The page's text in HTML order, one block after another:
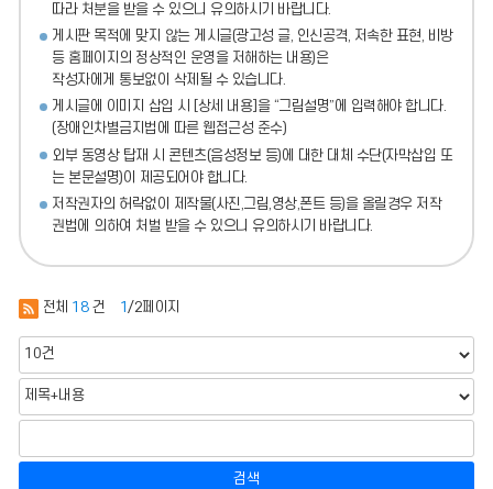
따라 처분을 받을 수 있으니 유의하시기 바랍니다.
게시판 목적에 맞지 않는 게시글(광고성 글, 인신공격, 저속한 표현, 비방
등 홈페이지의 정상적인 운영을 저해하는 내용)은
작성자에게 통보없이 삭제될 수 있습니다.
게시글에 이미지 삽입 시 [상세 내용]을 “그림설명”에 입력해야 합니다.
(장애인차별금지법에 따른 웹접근성 준수)
외부 동영상 탑재 시 콘텐츠(음성정보 등)에 대한 대체 수단(자막삽입 또
는 본문설명)이 제공되어야 합니다.
저작권자의 허락없이 제작물(사진,그림,영상,폰트 등)을 올릴경우 저작
권법에 의하여 처벌 받을 수 있으니 유의하시기 바랍니다.
전체 18 건 1 /2페이지
검색